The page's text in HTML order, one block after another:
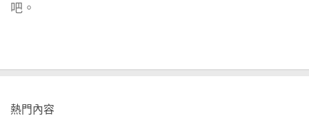
吧。
熱門內容